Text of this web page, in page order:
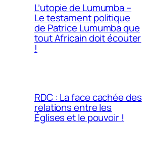
L’utopie de Lumumba –
Le testament politique
de Patrice Lumumba que
tout Africain doit écouter
!
RDC : La face cachée des
relations entre les
Églises et le pouvoir !